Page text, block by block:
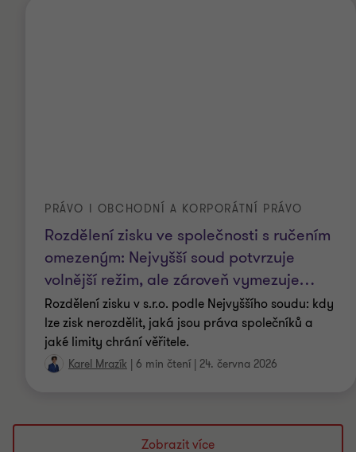
Rozdělení zisku ve společnosti s ručením
omezeným: Nejvyšší soud potvrzuje
volnější režim, ale zároveň vymezuje…
PRÁVO I OBCHODNÍ A KORPORÁTNÍ PRÁVO
Rozdělení zisku v s.r.o. podle Nejvyššího soudu: kdy
lze zisk nerozdělit, jaká jsou práva společníků a
jaké limity chrání věřitele.
Karel Mrazík 6 min čtení 24. června 2026
Zobrazit více